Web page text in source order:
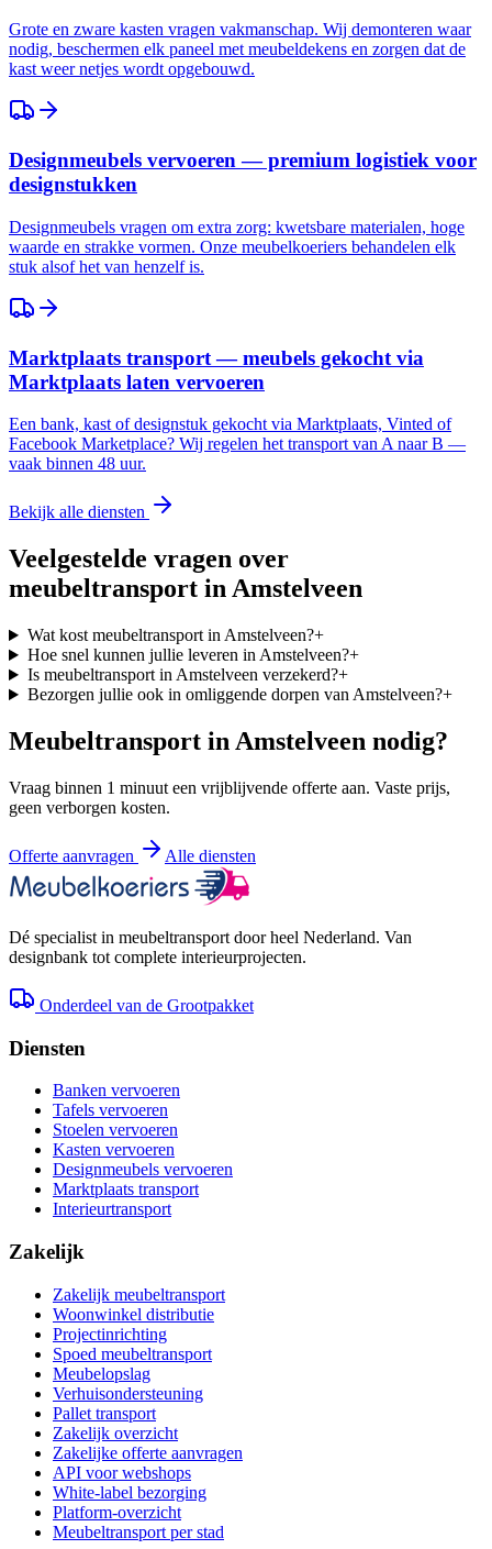
Grote en zware kasten vragen vakmanschap. Wij demonteren waar
nodig, beschermen elk paneel met meubeldekens en zorgen dat de
kast weer netjes wordt opgebouwd.
Designmeubels vervoeren — premium logistiek voor
designstukken
Designmeubels vragen om extra zorg: kwetsbare materialen, hoge
waarde en strakke vormen. Onze meubelkoeriers behandelen elk
stuk alsof het van henzelf is.
Marktplaats transport — meubels gekocht via
Marktplaats laten vervoeren
Een bank, kast of designstuk gekocht via Marktplaats, Vinted of
Facebook Marketplace? Wij regelen het transport van A naar B —
vaak binnen 48 uur.
Bekijk alle diensten
Veelgestelde vragen over
meubeltransport inAmstelveen
Wat kost meubeltransport in Amstelveen?+
Hoe snel kunnen jullie leveren in Amstelveen?+
Is meubeltransport in Amstelveen verzekerd?+
Bezorgen jullie ook in omliggende dorpen van Amstelveen?+
Meubeltransport in Amstelveen nodig?
Vraag binnen 1 minuut een vrijblijvende offerte aan. Vaste prijs,
geen verborgen kosten.
Offerte aanvragen Alle diensten
Dé specialist in meubeltransport door heel Nederland. Van
designbank tot complete interieurprojecten.
Onderdeel van de Grootpakket
Diensten
Banken vervoeren
Tafels vervoeren
Stoelen vervoeren
Kasten vervoeren
Designmeubels vervoeren
Marktplaats transport
Interieurtransport
Zakelijk
Zakelijk meubeltransport
Woonwinkel distributie
Projectinrichting
Spoed meubeltransport
Meubelopslag
Verhuisondersteuning
Pallet transport
Zakelijk overzicht
Zakelijke offerte aanvragen
API voor webshops
White-label bezorging
Platform-overzicht
Meubeltransport per stad